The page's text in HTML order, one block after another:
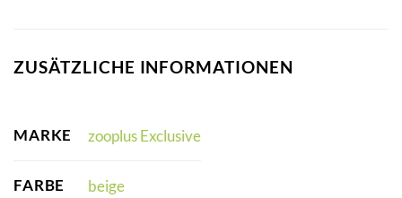
ZUSÄTZLICHE INFORMATIONEN
MARKE zooplus Exclusive
FARBE beige